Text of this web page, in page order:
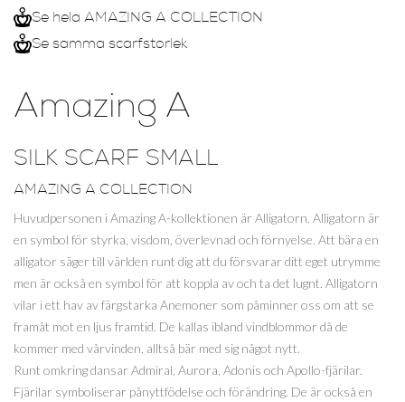
Se hela AMAZING A COLLECTION
Se samma scarfstorlek
Amazing A
SILK SCARF SMALL
AMAZING A COLLECTION
Huvudpersonen i Amazing A-kollektionen är Alligatorn. Alligatorn är
en symbol för styrka, visdom, överlevnad och förnyelse. Att bära en
alligator säger till världen runt dig att du försvarar ditt eget utrymme
men är också en symbol för att koppla av och ta det lugnt. Alligatorn
vilar i ett hav av färgstarka Anemoner som påminner oss om att se
framåt mot en ljus framtid. De kallas ibland vindblommor då de
kommer med vårvinden, alltså bär med sig något nytt.
Runt omkring dansar Admiral, Aurora, Adonis och Apollo-fjärilar.
Fjärilar symboliserar pånyttfödelse och förändring. De är också en